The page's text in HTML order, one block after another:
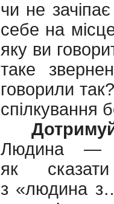
чи не
себе на
яку ви
таке
говорили
спілкування
Людина —
як
з «людина